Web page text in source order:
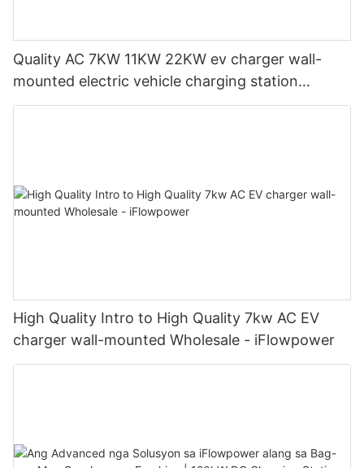
Quality AC 7KW 11KW 22KW ev charger wall-
mounted electric vehicle charging station
Manufacturer | iFlowPower2
High Quality Intro to High Quality 7kw AC EV
charger wall-mounted Wholesale - iFlowpower